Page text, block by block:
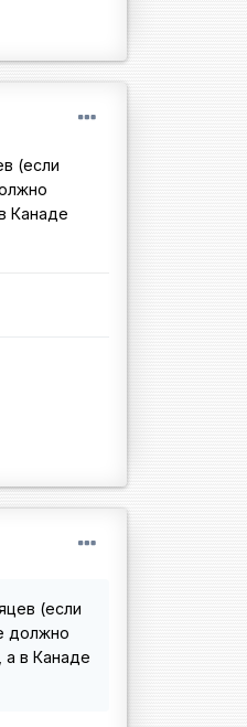
(если
Канаде
(если
должно
а в Канаде